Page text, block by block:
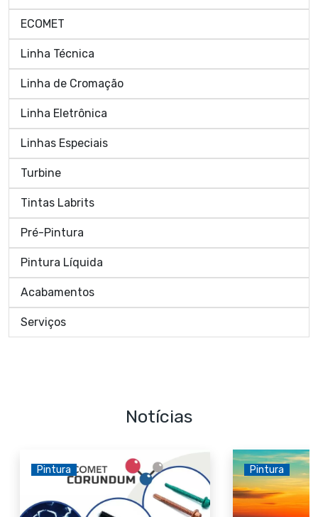
ECOMET
Linha Técnica
Linha de Cromação
Linha Eletrônica
Linhas Especiais
Turbine
Tintas Labrits
Pré-Pintura
Pintura Líquida
Acabamentos
Serviços
Notícias
Pintura Pintura